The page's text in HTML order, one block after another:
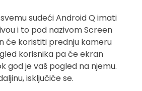
sudeći Android Q imati
i to pod nazivom Screen
će koristiti prednju kameru
korisnika pa će ekran
god je vaš pogled na njemu.
isključiće se.